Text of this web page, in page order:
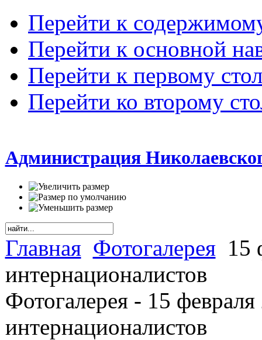
Перейти к
Перейти к основной
Перейти к первому
Перейти ко второму
Администрация
Главная Фотогалерея 15
интернационалистов
Фотогалерея - 15
интернационалистов